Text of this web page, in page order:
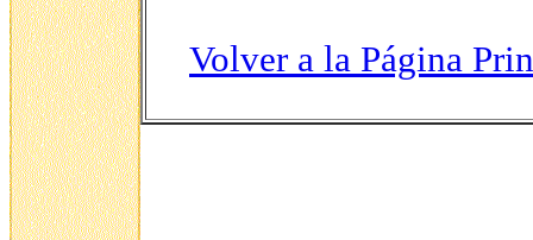
Volver a la Página